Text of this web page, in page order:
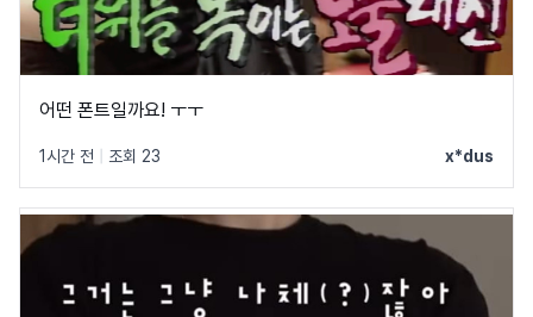
어떤 폰트일까요! ㅜㅜ
1시간 전 조회 23 x*dus